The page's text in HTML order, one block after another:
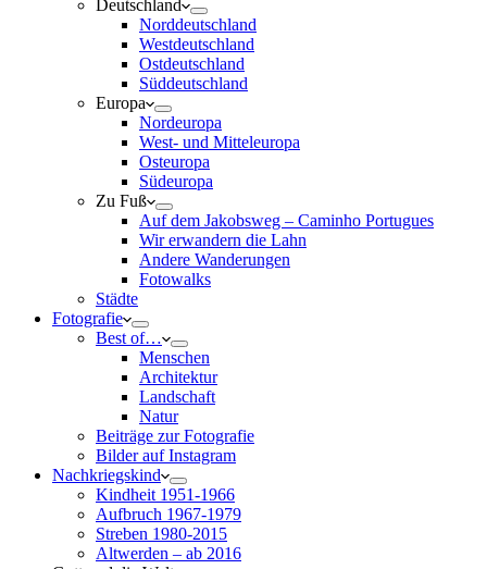
Deutschland
Norddeutschland
Westdeutschland
Ostdeutschland
Süddeutschland
Europa
Nordeuropa
West- und Mitteleuropa
Osteuropa
Südeuropa
Zu Fuß
Auf dem Jakobsweg – Caminho Portugues
Wir erwandern die Lahn
Andere Wanderungen
Fotowalks
Städte
Fotografie
Best of…
Menschen
Architektur
Landschaft
Natur
Beiträge zur Fotografie
Bilder auf Instagram
Nachkriegskind
Kindheit 1951-1966
Aufbruch 1967-1979
Streben 1980-2015
Altwerden – ab 2016